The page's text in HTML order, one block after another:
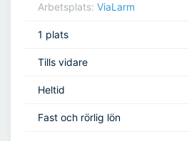
Arbetsplats: ViaLarm
1 plats
Tills vidare
Heltid
Fast och rörlig lön